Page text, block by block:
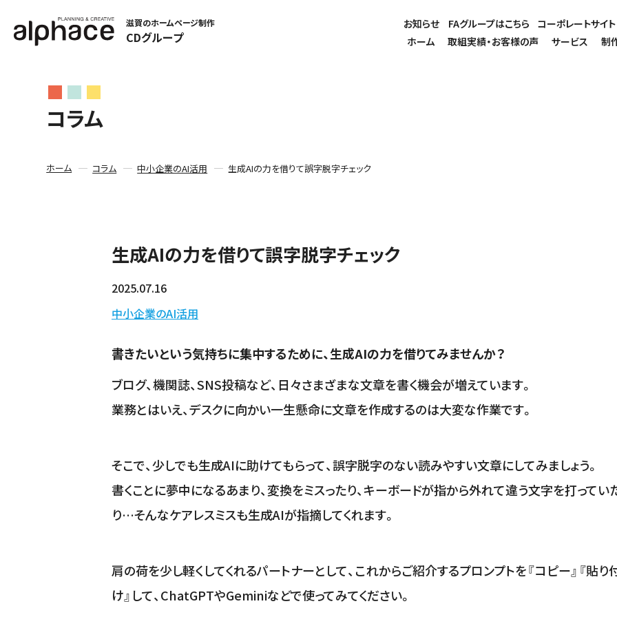
滋賀のホームページ制作
CDグループ ホーム 取組実績・お客様の声 サービス 制
お知らせ FAグループはこちら コーポレートサイト
コラム
ホーム コラム 中小企業のAI活用 生成AIの力を借りて誤字脱字チェック
生成AIの力を借りて誤字脱字チェック
2025.07.16
中小企業のAI活用
書きたいという気持ちに集中するために、生成AIの力を借りてみませんか？
ブログ、機関誌、SNS投稿など、日々さまざまな文章を書く機会が増えています。
業務とはいえ、デスクに向かい一生懸命に文章を作成するのは大変な作業です。
そこで、少しでも生成AIに助けてもらって、誤字脱字のない読みやすい文章にしてみましょう。
書くことに夢中になるあまり、変換をミスったり、キーボードが指から外れて違う文字を打ってい
り…そんなケアレスミスも生成AIが指摘してくれます。
肩の荷を少し軽くしてくれるパートナーとして、これからご紹介するプロンプトを『コピー』『貼り
け』して、ChatGPTやGeminiなどで使ってみてください。